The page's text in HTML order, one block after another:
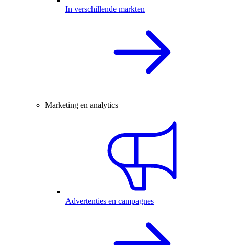
In verschillende markten
Marketing en analytics
Advertenties en campagnes